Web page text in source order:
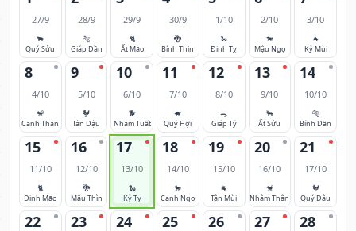
27/9
🐂
Quý Sửu
28/9
🐅
Giáp Dần
29/9
🐈
Ất Mão
30/9
🐉
Bính Thìn
1/10
🐍
Đinh Tỵ
2/10
🐎
Mậu Ngọ
3/10
🐐
Kỷ Mùi
8
4/10
🐒
Canh Thân
9
5/10
🐓
Tân Dậu
10
6/10
🐕
Nhâm Tuất
11
7/10
🐖
Quý Hợi
12
8/10
🐀
Giáp Tý
13
9/10
🐂
Ất Sửu
14
10/10
🐅
Bính Dần
15
11/10
🐈
Đinh Mão
16
12/10
🐉
Mậu Thìn
17
13/10
🐍
Kỷ Tỵ
18
14/10
🐎
Canh Ngọ
19
15/10
🐐
Tân Mùi
20
16/10
🐒
Nhâm Thân
21
17/10
🐓
Quý Dậu
22 23 24 25 26 27 28